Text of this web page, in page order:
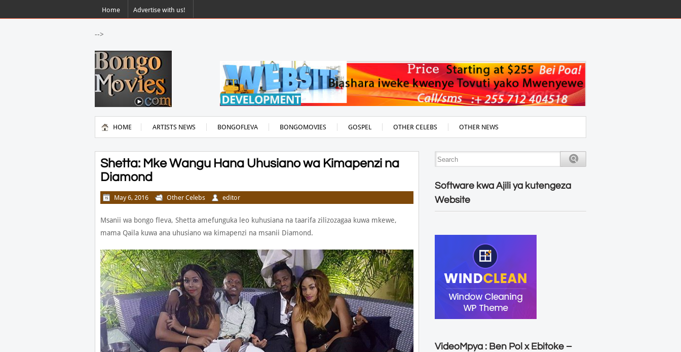
Home Advertise with us!
-->
HOME ARTISTS NEWS BONGOFLEVA BONGOMOVIES GOSPEL OTHER CELEBS OTHER NEWS
Shetta: Mke Wangu Hana Uhusiano wa Kimapenzi na
Diamond
May 6, 2016 Other Celebs editor
Msanii wa bongo fleva, Shetta amefunguka leo kuhusiana na taarifa zilizozagaa kuwa mkewe,
mama Qaila kuwa ana uhusiano wa kimapenzi na msanii Diamond.
Software kwa Ajili ya kutengeza
Website
VideoMpya : Ben Pol x Ebitoke –